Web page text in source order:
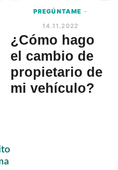
PREGÚNTAME -
14.11.2022
¿Cómo hago
el cambio de
propietario de
mi vehículo?